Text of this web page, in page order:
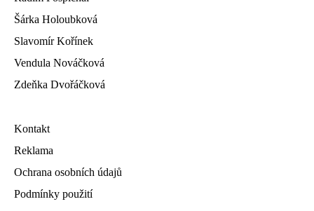
Šárka Holoubková
Slavomír Kořínek
Vendula Nováčková
Zdeňka Dvořáčková
Kontakt
Reklama
Ochrana osobních údajů
Podmínky použití